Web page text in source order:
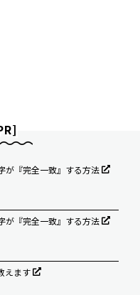
が『完全一致』する方法
が『完全一致』する方法
えます